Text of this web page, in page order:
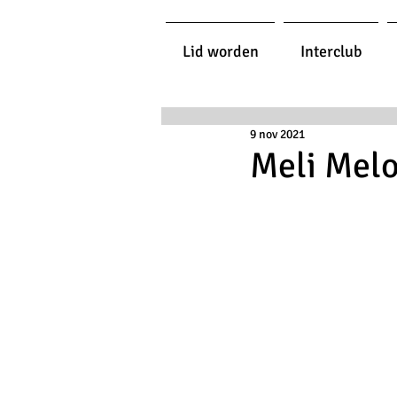
Lid worden Interclub
Meli
9 nov 2021